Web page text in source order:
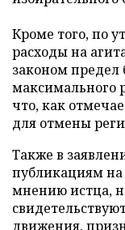
Кроме того, по
расходы на
законом предел
максимального
что, как
для отмены
Также в
публикациям на
мнению истца,
движения,